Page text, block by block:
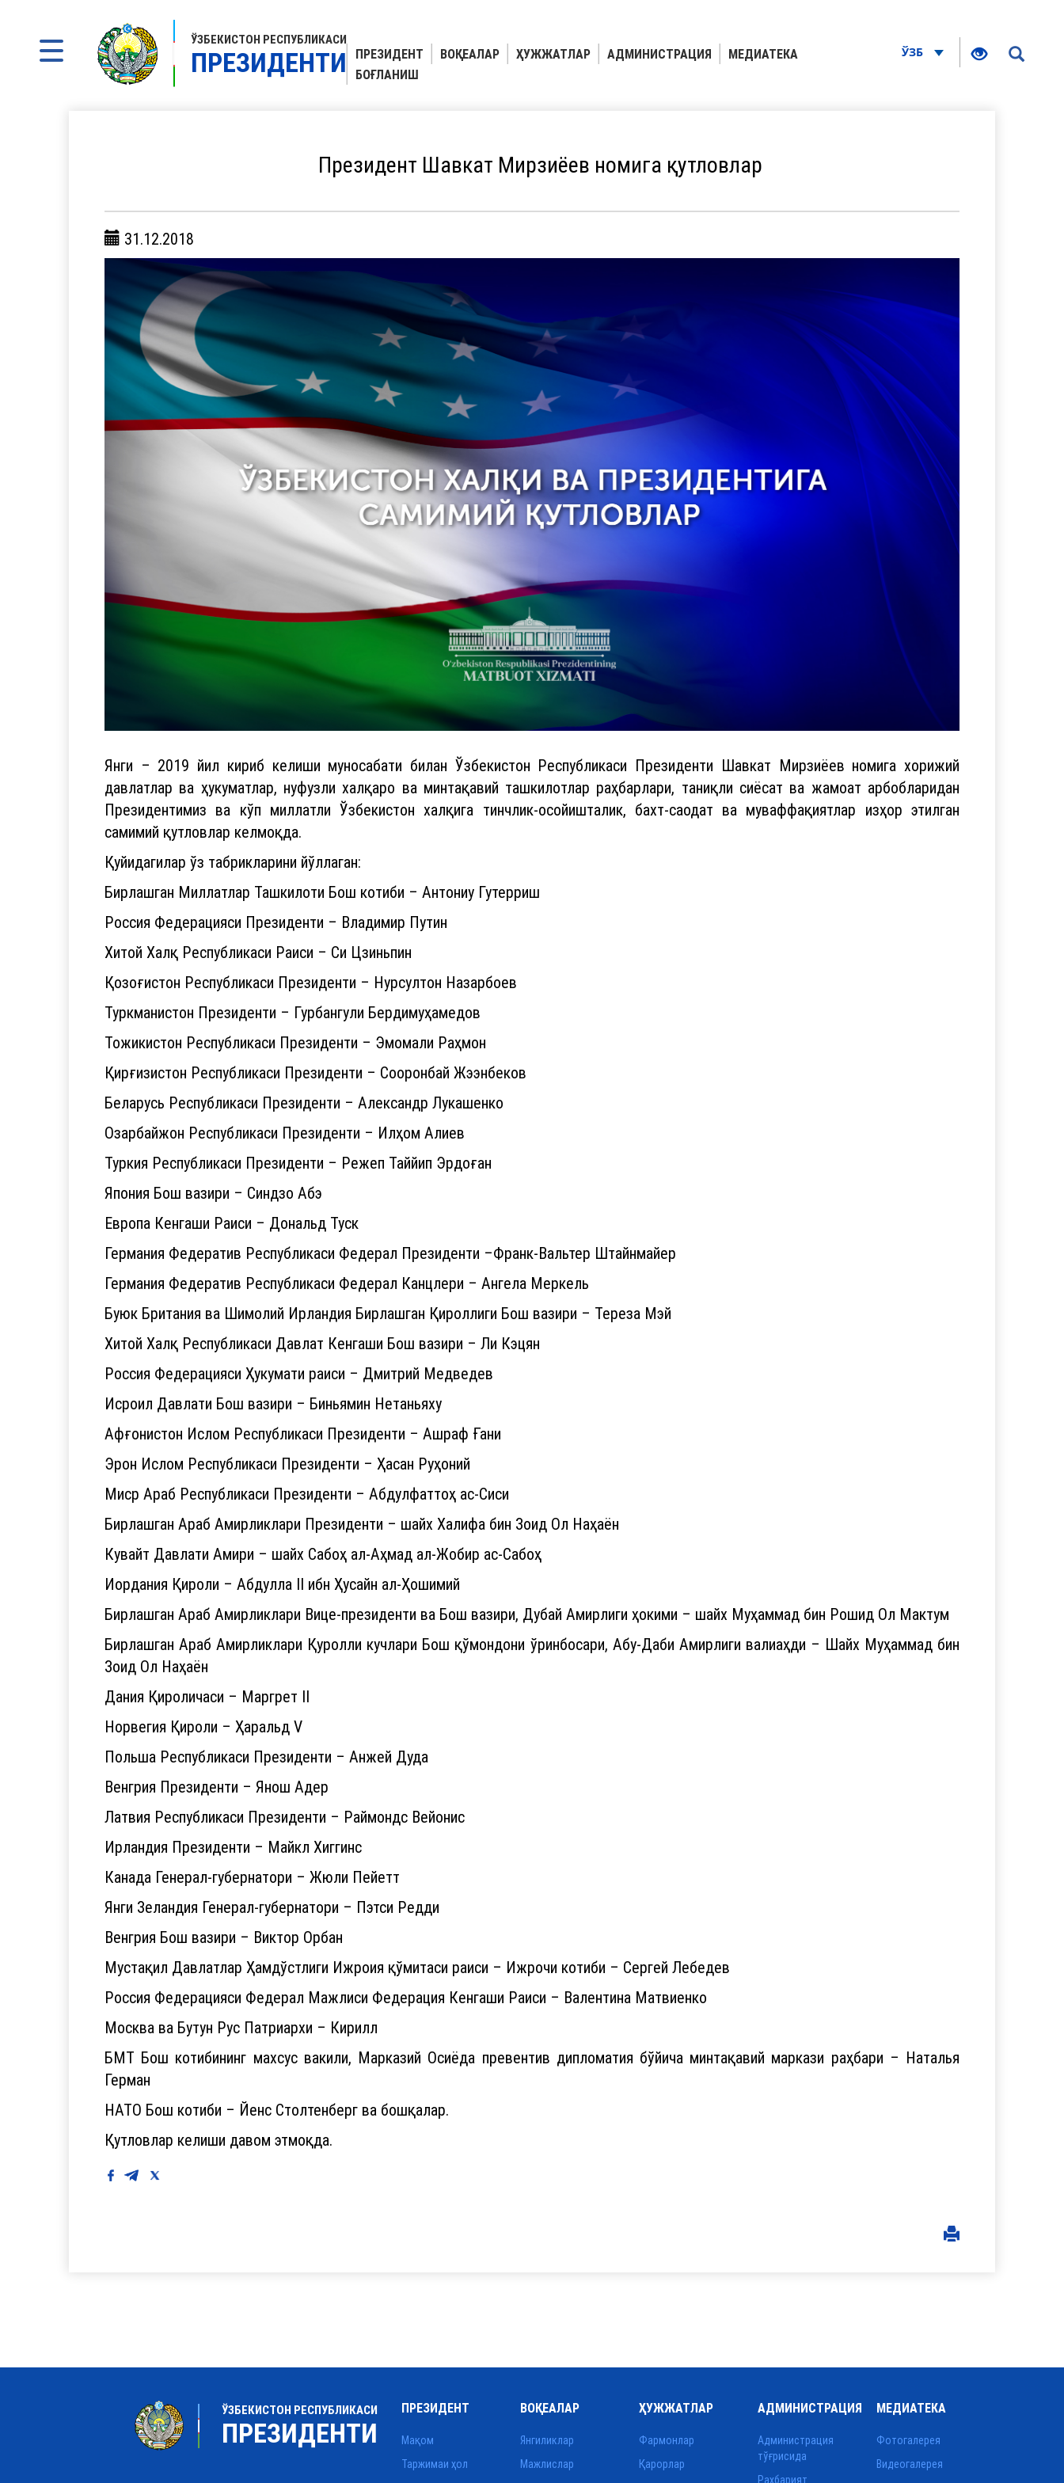
ЎЗБЕКИСТОН РЕСПУБЛИКАСИ
ПРЕЗИДЕНТИ ПРЕЗИДЕНТ ВОҚЕАЛАР ҲУЖЖАТЛАР АДМИНИСТРАЦИЯ
МЕДИАТЕКА
БОҒЛАНИШ
ЎЗБ
Президент Шавкат Мирзиёев номига қутловлар
31.12.2018
Янги – 2019 йил кириб келиши муносабати билан Ўзбекистон Республикаси Президенти Шавкат Мирзиёев номига хорижий
давлатлар ва ҳукуматлар, нуфузли халқаро ва минтақавий ташкилотлар раҳбарлари, таниқли сиёсат ва жамоат арбобларидан
Президентимиз ва кўп миллатли Ўзбекистон халқига тинчлик-осойишталик, бахт-саодат ва муваффақиятлар изҳор этилган
самимий қутловлар келмоқда.
Қуйидагилар ўз табрикларини йўллаган:
Бирлашган Миллатлар Ташкилоти Бош котиби – Антониу Гутерриш
Россия Федерацияси Президенти – Владимир Путин
Хитой Халқ Республикаси Раиси – Си Цзиньпин
Қозоғистон Республикаси Президенти – Нурсултон Назарбоев
Туркманистон Президенти – Гурбангули Бердимуҳамедов
Тожикистон Республикаси Президенти – Эмомали Раҳмон
Қирғизистон Республикаси Президенти – Сооронбай Жээнбеков
Беларусь Республикаси Президенти – Александр Лукашенко
Озарбайжон Республикаси Президенти – Илҳом Алиев
Туркия Республикаси Президенти – Режеп Таййип Эрдоған
Япония Бош вазири – Синдзо Абэ
Европа Кенгаши Раиси – Дональд Туск
Германия Федератив Республикаси Федерал Президенти –Франк-Вальтер Штайнмайер
Германия Федератив Республикаси Федерал Канцлери – Ангела Меркель
Буюк Британия ва Шимолий Ирландия Бирлашган Қироллиги Бош вазири – Тереза Мэй
Хитой Халқ Республикаси Давлат Кенгаши Бош вазири – Ли Кэцян
Россия Федерацияси Ҳукумати раиси – Дмитрий Медведев
Исроил Давлати Бош вазири – Биньямин Нетаньяху
Афғонистон Ислом Республикаси Президенти – Ашраф Ғани
Эрон Ислом Республикаси Президенти – Ҳасан Руҳоний
Миср Араб Республикаси Президенти – Абдулфаттоҳ ас-Сиси
Бирлашган Араб Амирликлари Президенти – шайх Халифа бин Зоид Ол Наҳаён
Кувайт Давлати Амири – шайх Сабоҳ ал-Аҳмад ал-Жобир ас-Сабоҳ
Иордания Қироли – Абдулла II ибн Ҳусайн ал-Ҳошимий
Бирлашган Араб Амирликлари Вице-президенти ва Бош вазири, Дубай Амирлиги ҳокими – шайх Муҳаммад бин Рошид Ол Мактум
Бирлашган Араб Амирликлари Қуролли кучлари Бош қўмондони ўринбосари, Абу-Даби Амирлиги валиаҳди – Шайх Муҳаммад бин
Зоид Ол Наҳаён
Дания Қироличаси – Маргрет II
Норвегия Қироли – Ҳаральд V
Польша Республикаси Президенти – Анжей Дуда
Венгрия Президенти – Янош Адер
Латвия Республикаси Президенти – Раймондс Вейонис
Ирландия Президенти – Майкл Хиггинс
Канада Генерал-губернатори – Жюли Пейетт
Янги Зеландия Генерал-губернатори – Пэтси Редди
Венгрия Бош вазири – Виктор Орбан
Мустақил Давлатлар Ҳамдўстлиги Ижроия қўмитаси раиси – Ижрочи котиби – Сергей Лебедев
Россия Федерацияси Федерал Мажлиси Федерация Кенгаши Раиси – Валентина Матвиенко
Москва ва Бутун Рус Патриархи – Кирилл
БМТ Бош котибининг махсус вакили, Марказий Осиёда превентив дипломатия бўйича минтақавий маркази раҳбари – Наталья
Герман
НАТО Бош котиби – Йенс Столтенберг ва бошқалар.
Қутловлар келиши давом этмоқда.
ЎЗБЕКИСТОН РЕСПУБЛИКАСИ
ПРЕЗИДЕНТИ
ПРЕЗИДЕНТ
Мақом
Таржимаи ҳол
ВОҚЕАЛАР
Янгиликлар
Мажлислар
ҲУЖЖАТЛАР
Фармонлар
Қарорлар
АДМИНИСТРАЦИЯ
Администрация
тўғрисида
Раҳбарият
МЕДИАТЕКА
Фотогалерея
Видеогалерея